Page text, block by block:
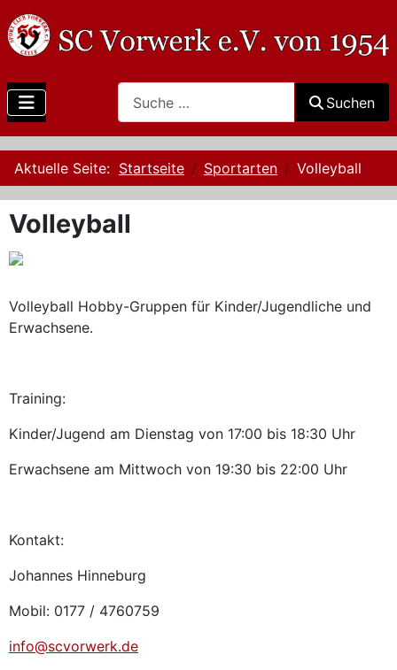
Search
Suchen
Aktuelle Seite: Startseite Sportarten Volleyball
Volleyball
Volleyball Hobby-Gruppen für Kinder/Jugendliche und
Erwachsene.
Training:
Kinder/Jugend am Dienstag von 17:00 bis 18:30 Uhr
Erwachsene am Mittwoch von 19:30 bis 22:00 Uhr
Kontakt:
Johannes Hinneburg
Mobil: 0177 / 4760759
info@scvorwerk.de